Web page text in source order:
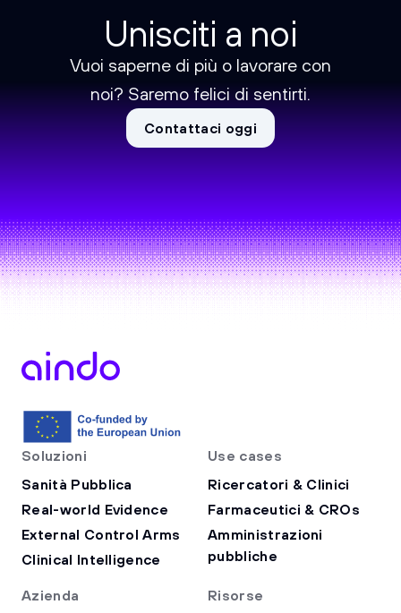
Unisciti a noi
Vuoi saperne di più o lavorare con
noi? Saremo felici di sentirti.
Contattaci oggi
Soluzioni
Sanità Pubblica
Real-world Evidence
External Control Arms
Clinical Intelligence
Use cases
Ricercatori & Clinici
Farmaceutici & CROs
Amministrazioni
pubbliche
Azienda
Risorse